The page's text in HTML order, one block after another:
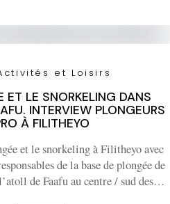
et Loisirs
ET LE SNORKELING DANS
INTERVIEW PLONGEURS
À FILITHEYO
et le snorkeling à Filitheyo avec
de la base de plongée de
de Faafu au centre / sud des…